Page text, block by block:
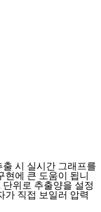
시 실시간 그래프를
현에 큰 도움이 됩니
위로 추출양을 설정
가 직접 보일러 압력